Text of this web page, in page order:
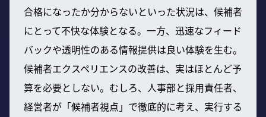
合格になったか分からないといった状況は、候補者
にとって不快な体験となる。一方、迅速なフィード
バックや透明性のある情報提供は良い体験を生む。
候補者エクスペリエンスの改善は、実はほとんど予
算を必要としない。むしろ、人事部と採用責任者、
経営者が「候補者視点」で徹底的に考え、実行する